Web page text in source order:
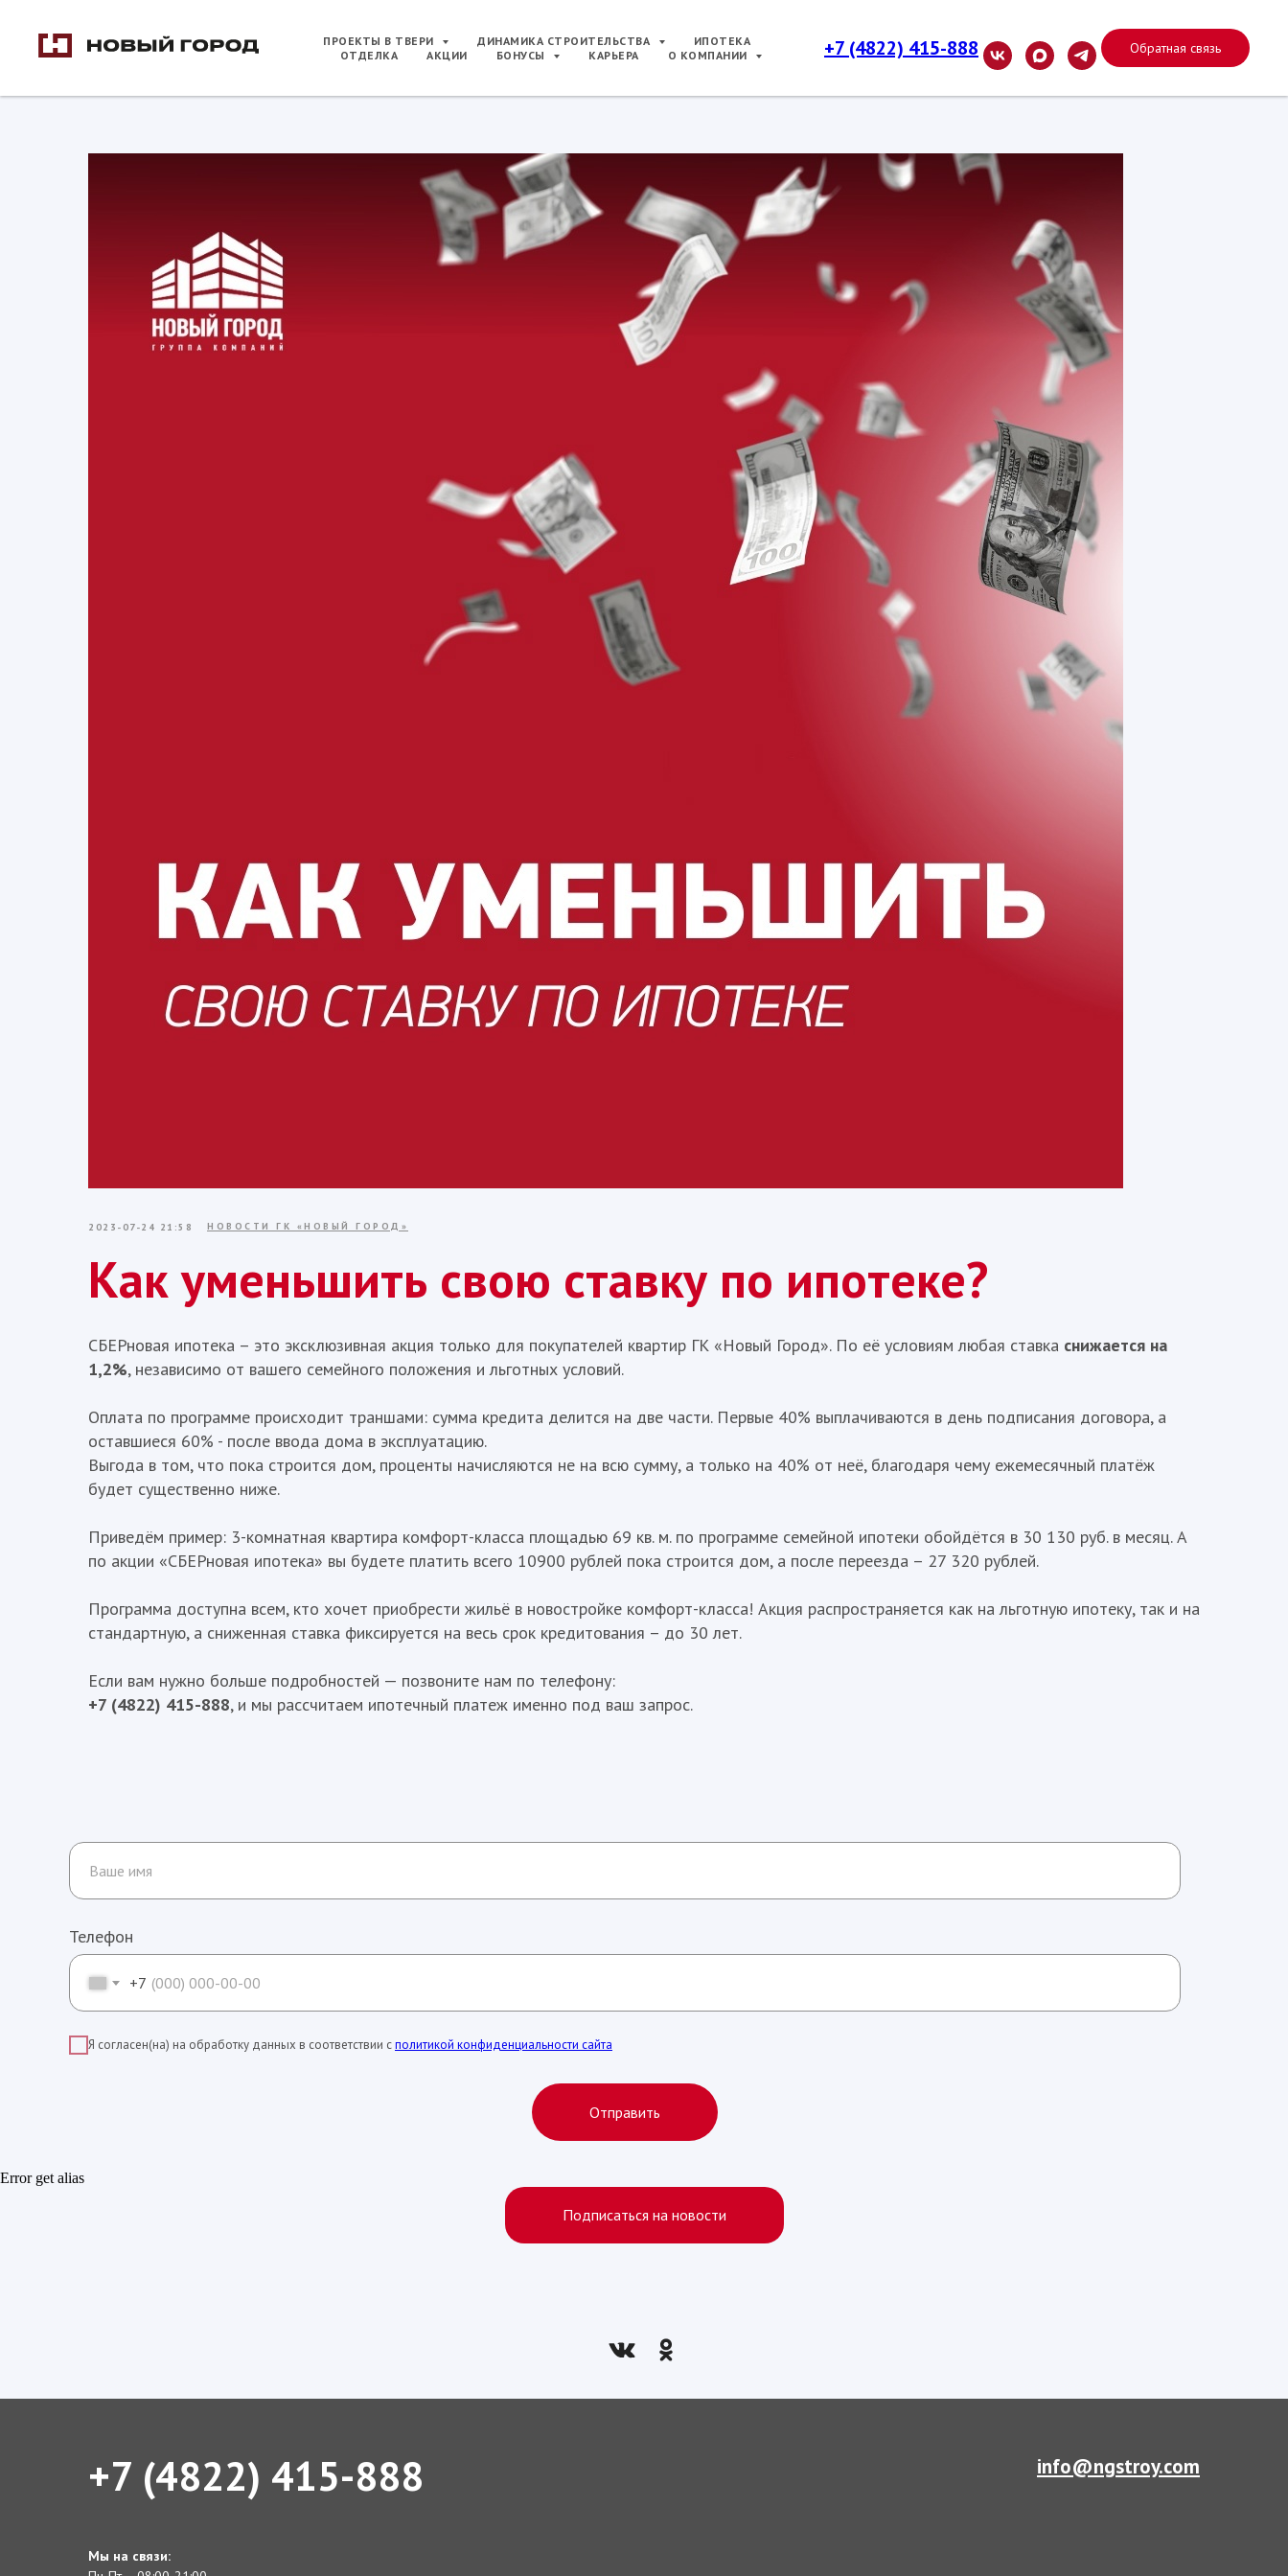
ПРОЕКТЫ В ТВЕРИ ДИНАМИКА СТРОИТЕЛЬСТВА
ИПОТЕКА
ОТДЕЛКА
АКЦИИ БОНУСЫ КАРЬЕРА О КОМПАНИИ +7 (4822) 415-888 Обратная связь
2023-07-24 21:58 НОВОСТИ ГК «НОВЫЙ ГОРОД»
Как уменьшить свою ставку по ипотеке?
СБЕРновая ипотека – это эксклюзивная акция только для покупателей квартир ГК «Новый Город». По её условиям любая ставка снижается на
1,2%, независимо от вашего семейного положения и льготных условий.
Оплата по программе происходит траншами: сумма кредита делится на две части. Первые 40% выплачиваются в день подписания договора, а
оставшиеся 60% - после ввода дома в эксплуатацию.
Выгода в том, что пока строится дом, проценты начисляются не на всю сумму, а только на 40% от неё, благодаря чему ежемесячный платёж
будет существенно ниже.
Приведём пример: 3-комнатная квартира комфорт-класса площадью 69 кв. м. по программе семейной ипотеки обойдётся в 30 130 руб. в месяц. А
по акции «СБЕРновая ипотека» вы будете платить всего 10900 рублей пока строится дом, а после переезда – 27 320 рублей.
Программа доступна всем, кто хочет приобрести жильё в новостройке комфорт-класса! Акция распространяется как на льготную ипотеку, так и на
стандартную, а сниженная ставка фиксируется на весь срок кредитования – до 30 лет.
Если вам нужно больше подробностей — позвоните нам по телефону:
+7 (4822) 415-888, и мы рассчитаем ипотечный платеж именно под ваш запрос.
Телефон
+7
Я согласен(на) на обработку данных в соответствии сполитикой конфиденциальности сайта
Отправить
Error get alias
Подписаться на новости
+7 (4822) 415-888
Мы на связи:
info@ngstroy.com